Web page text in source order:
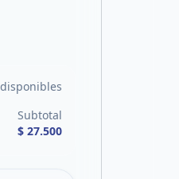
Subtotal
$ 27.500